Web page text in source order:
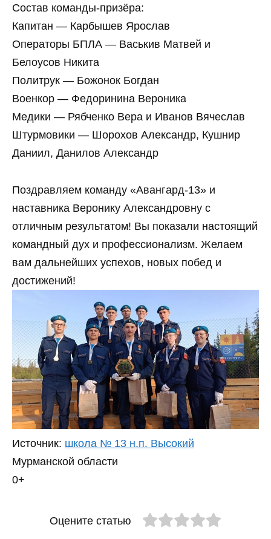
Состав команды-призёра:
Капитан — Карбышев Ярослав
Операторы БПЛА — Васькив Матвей и
Белоусов Никита
Политрук — Божонок Богдан
Военкор — Федоринина Вероника
Медики — Рябченко Вера и Иванов Вячеслав
Штурмовики — Шорохов Александр, Кушнир
Даниил, Данилов Александр
Поздравляем команду «Авангард-13» и
наставника Веронику Александровну с
отличным результатом! Вы показали настоящий
командный дух и профессионализм. Желаем
вам дальнейших успехов, новых побед и
достижений!
Источник: школа № 13 н.п. Высокий
Мурманской области
0+
Оцените статью